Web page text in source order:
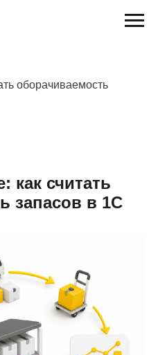
оборачиваемость
как считать
запасов в 1С